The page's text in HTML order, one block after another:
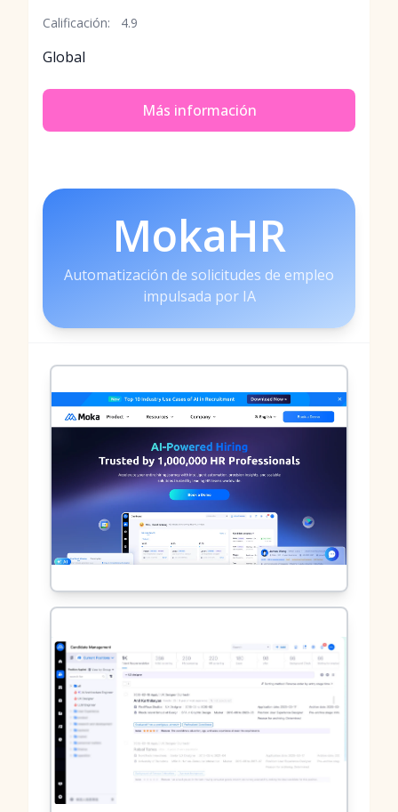
Calificación:
4.9
Global
Más información
MokaHR
Automatización de solicitudes de empleo
impulsada por IA